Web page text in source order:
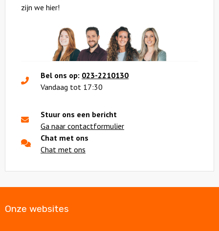
zijn we hier!
Bel ons op: 023-2210130
Vandaag tot 17:30
Stuur ons een bericht
Ga naar contactformulier
Chat met ons
Chat met ons
Onze websites